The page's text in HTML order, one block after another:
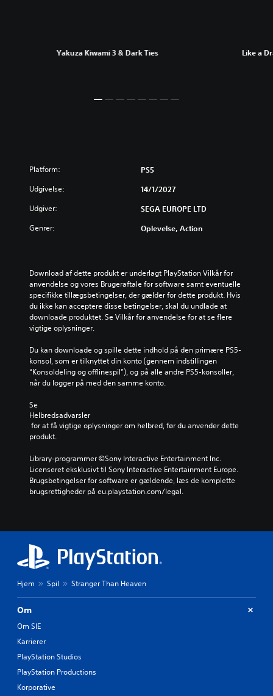
Yakuza Kiwami 3 & Dark Ties Like a
Platform: PS5
Udgivelse: 14/1/2027
Udgiver: SEGA EUROPE LTD
Genrer: Oplevelse, Action
Download af dette produkt er underlagt PlayStation Vilkår for
anvendelse og vores Brugeraftale for software samt eventuelle
specifikke tillægsbetingelser, der gælder for dette produkt. Hvis
du ikke kan acceptere disse betingelser, skal du undlade at
downloade produktet. Se Vilkår for anvendelse for at se flere
vigtige oplysninger.
Du kan downloade og spille dette indhold på den primære PS5-
konsol, som er tilknyttet din konto (gennem indstillingen
“Konsoldeling og offlinespil”), og på alle andre PS5-konsoller,
når du logger på med den samme konto.
Se
Helbredsadvarsler
produkt.
Library-programmer ©Sony Interactive Entertainment Inc.
Licenseret eksklusivt til Sony Interactive Entertainment Europe.
Brugsbetingelser for software er gældende, læs de komplette
brugsrettigheder på eu.playstation.com/legal.
Hjem Spil Stranger Than Heaven
Om
Om SIE
Karrierer
PlayStation Studios
PlayStation Productions
Korporative